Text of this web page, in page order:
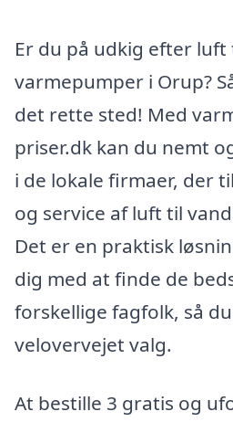
Er du på udkig efter luft
varmepumper i Orup?
det rette sted! Med
priser.dk kan du nemt
i de lokale firmaer, der
og service af luft til
Det er en praktisk
dig med at finde de
forskellige fagfolk, så
velovervejet valg.
At bestille 3 gratis og